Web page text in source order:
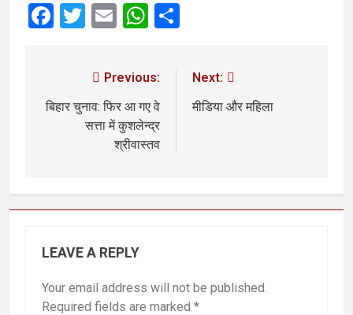
Facebook
Twitter
EmailWhatsApp
Previous:
बिहार चुनाव: फिर आ गए वे
सत्ता में कुशलेन्द्र
श्रीवास्तव
Next:
मीडिया और महिला
LEAVE A REPLY
Your email address will not be published.
Required fields are marked *